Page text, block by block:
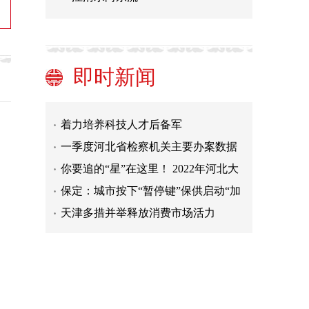
即时新闻
以“三个一”持续推进大中小学思政课
（新书评介）
天津市委网络安全和信息化委员会召
开会议
南通大学：提升社会服务的科技“浓